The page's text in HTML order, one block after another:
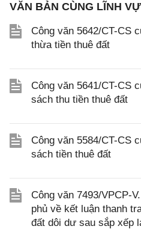
VĂN BẢN CÙNG LĨNH
Công văn 5642/CT-CS
thừa tiền thuê đất
Công văn 5641/CT-CS
sách thu tiền thuê đất
Công văn 5584/CT-CS
sách tiền thuê đất
Công văn 7493/VPCP-
phủ về kết luận thanh
đất dôi dư sau sắp xếp